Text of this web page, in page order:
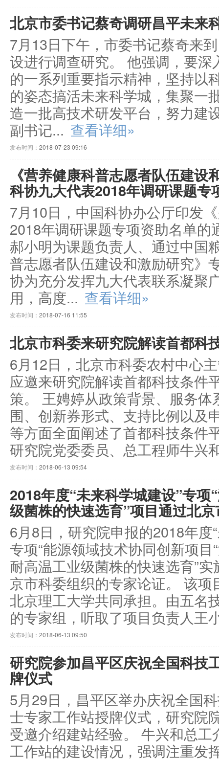
北京市委书记蔡奇调研昌平未来
7月13日下午，市委书记蔡奇来
设进行调查研究。 他强调，要
的一系列重要指示精神，坚持以
的姿态搞活未来科学城，集聚一
造一批高技术研发平台，努力建
副书记... 查看详细»
发布时间： 2018-07-23 09:16
《营养健康科普志愿者队伍建
科协九大代表2018年调研课题专
7月10日，中国科协办公厅印发
2018年调研课题专项资助名单
郝小明为课题负责人、通过中国
普志愿者队伍建设和激励研究》
协为充分发挥九大代表联系凝聚
用，高度... 查看详细»
发布时间： 2018-07-16 11:55
北京市科委来研究院解读首都科
6月12日，北京市科委农村中心
应邀来研究院解读首都科技条件
策。 王娉婷从政策背景、服务体
围、创新券形式、支持比例以及
等方面全面阐述了首都科技条件
研究院党委委员、总工程师牛兴
发布时间： 2018-06-13 09:54
2018年度“未来科学城建设”专
级菌株的快速选育”项目通过北
6月8日，研究院申报的2018年度
专项“能源领域技术协同创新项目
耐高温工业级菌株的快速选育”
京市科委组织的专家论证。 该
北京理工大学共同承担。由五名
的专家组，听取了项目负责人王
发布时间： 2018-06-13 09:50
研究院参加昌平区庆祝全国科技
牌仪式
5月29日，昌平区举办庆祝全国
士专家工作站授牌仪式，研究院
受邀介绍建站经验。 牛兴和总工
工作站的建设情况，强调注重发